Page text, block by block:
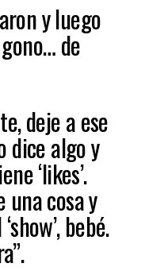
y luego
de
deje a ese
dice algo y
‘likes’.
una cosa y
bebé.